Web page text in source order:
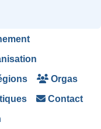
Orgas
Contact